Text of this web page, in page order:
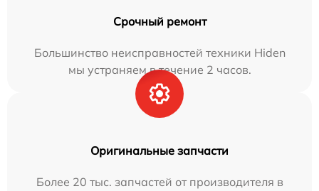
Срочный ремонт
Большинство неисправностей техники Hiden
мы устраняем в течение 2 часов.
Оригинальные запчасти
Более 20 тыс. запчастей от производителя в